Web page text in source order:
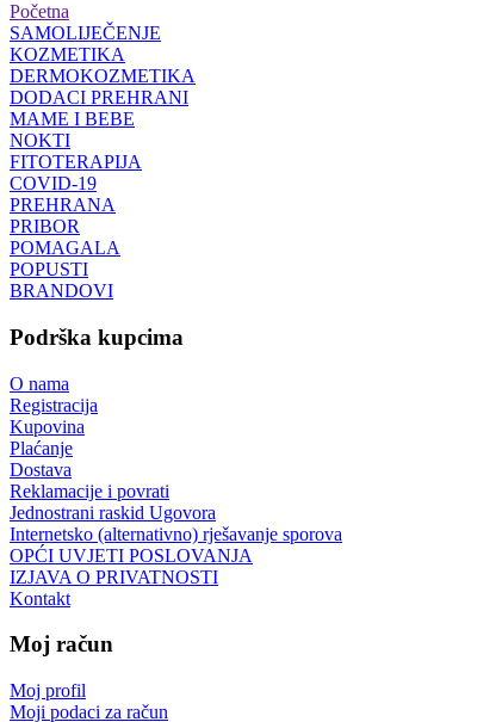
Početna
SAMOLIJEČENJE
KOZMETIKA
DERMOKOZMETIKA
DODACI PREHRANI
MAME I BEBE
NOKTI
FITOTERAPIJA
COVID-19
PREHRANA
PRIBOR
POMAGALA
POPUSTI
BRANDOVI
Podrška kupcima
O nama
Registracija
Kupovina
Plaćanje
Dostava
Reklamacije i povrati
Jednostrani raskid Ugovora
Internetsko (alternativno) rješavanje sporova
OPĆI UVJETI POSLOVANJA
IZJAVA O PRIVATNOSTI
Kontakt
Moj račun
Moj profil
Moji podaci za račun